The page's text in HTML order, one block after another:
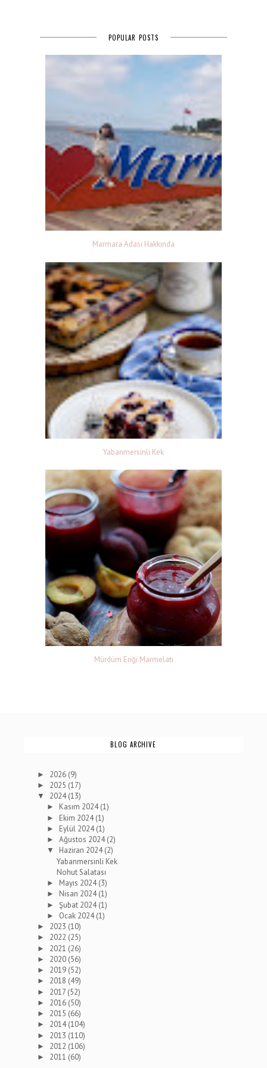
POPULAR POSTS
Marmara Adası Hakkında
Yabanmersinli Kek
Mürdüm Eriği Marmelatı
BLOG ARCHIVE
► 2026 (9)
► 2025 (17)
▼ 2024(13)
► Kasım 2024(1)
► Ekim 2024(1)
► Eylül 2024(1)
►Ağustos 2024(2)
▼ Haziran 2024(2)
Yabanmersinli Kek
Nohut Salatası
► Mayıs 2024(3)
► Nisan 2024(1)
► Şubat 2024(1)
► Ocak 2024(1)
► 2023 (10)
► 2022 (25)
► 2021 (26)
► 2020 (56)
► 2019 (52)
► 2018 (49)
► 2017 (52)
► 2016 (50)
► 2015 (66)
► 2014(104)
► 2013 (110)
► 2012 (106)
► 2011 (60)